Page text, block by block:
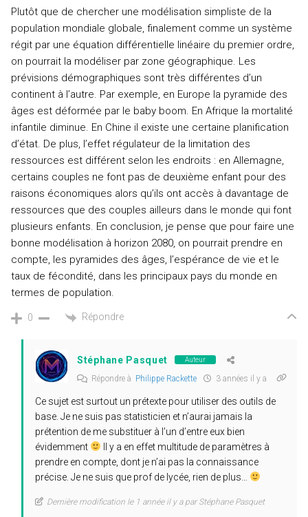
Plutôt que de chercher une modélisation simpliste de la
population mondiale globale, finalement comme un système
régit par une équation différentielle linéaire du premier ordre,
on pourrait la modéliser par zone géographique. Les
prévisions démographiques sont très différentes d’un
continent à l’autre. Par exemple, en Europe la pyramide des
âges est déformée par le baby boom. En Afrique la mortalité
infantile diminue. En Chine il existe une certaine planification
d’état. De plus, l’effet régulateur de la limitation des
ressources est différent selon les endroits : en Allemagne,
certains couples ne font pas de deuxième enfant pour des
raisons économiques alors qu’ils ont accès à davantage de
ressources que des couples ailleurs dans le monde qui font
plusieurs enfants. En conclusion, je pense que pour faire une
bonne modélisation à horizon 2080, on pourrait prendre en
compte, les pyramides des âges, l’espérance de vie et le
taux de fécondité, dans les principaux pays du monde en
termes de population.
0 Répondre
Stéphane Pasquet Auteur
Répondre à Philippe Rackette 3 années il y a
Ce sujet est surtout un prétexte pour utiliser des outils de
base. Je ne suis pas statisticien et n’aurai jamais la
prétention de me substituer à l’un d’entre eux bien
évidemment
Il y a en effet multitude de paramètres à
prendre en compte, dont je n’ai pas la connaissance
précise. Je ne suis que prof de lycée, rien de plus…
Dernière modification le 1 année il y a par Stéphane Pasquet